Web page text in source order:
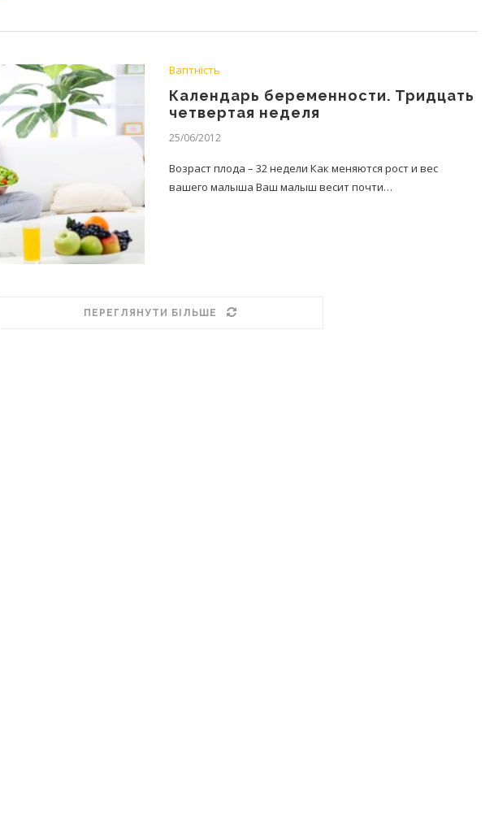
Вагітність
Календарь беременности. Тридцать
четвертая неделя
25/06/2012
Возраст плода – 32 недели Как меняются рост и вес
вашего малыша Ваш малыш весит почти…
ПЕРЕГЛЯНУТИ БІЛЬШЕ